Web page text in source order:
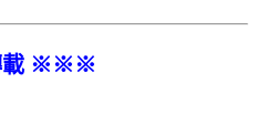
載 ※※※